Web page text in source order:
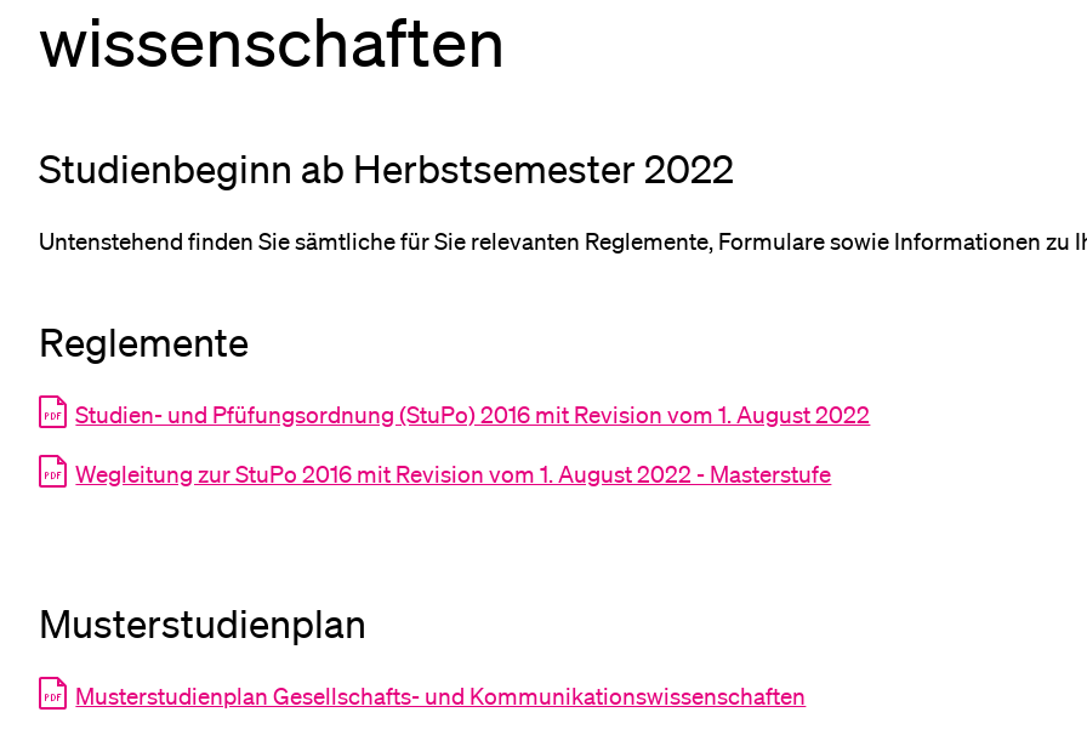
wissenschaften
Studienbeginn ab Herbstsemester 2022
Untenstehend finden Sie sämtliche für Sie relevanten Reglemente, Formulare sowie Informationen zu
Reglemente
Studien- und Pfüfungsordnung (StuPo) 2016 mit Revision vom 1. August 2022
Wegleitung zur StuPo 2016 mit Revision vom 1. August 2022 - Masterstufe
Musterstudienplan
Musterstudienplan Gesellschafts- und Kommunikationswissenschaften
Alumni
Förderer